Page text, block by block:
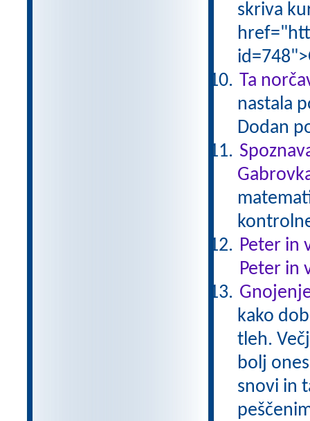
skriva
Ta
nastala
Dodan
Peter in
Peter in
kako
tleh.
bolj
snovi in